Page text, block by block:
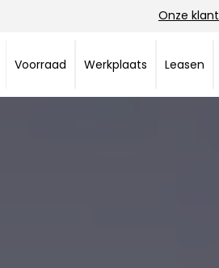
Onze
Voorraad Werkplaats Leasen